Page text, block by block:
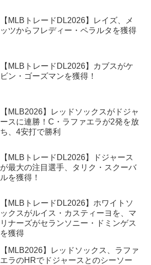
【MLBトレードDL2026】レイズ、メ
ッツからフレディー・ペラルタを獲得
【MLBトレードDL2026】カブスがケ
ビン・ゴーズマンを獲得！
【MLB2026】レッドソックスがドジャ
ースに連勝！C・ラファエラが2発を放
ち、4安打で勝利
【MLBトレードDL2026】ドジャース
が最大の注目選手、タリク・スクーバ
ルを獲得！
【MLBトレードDL2026】ホワイトソ
ックスがルイス・カスティーヨを、マ
リナーズがセランソニー・ドミンゲス
を獲得
【MLB2026】レッドソックス、ラファ
エラのHRでドジャースとのシーソー